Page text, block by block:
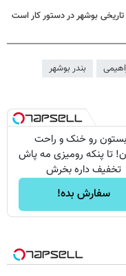
بوشهر در دستور کار است
بندر بوشهر
رو خنک و راحت
تا پنکه رومیزی مه پاش
تخفیف داره بخرش
سفارش بده!